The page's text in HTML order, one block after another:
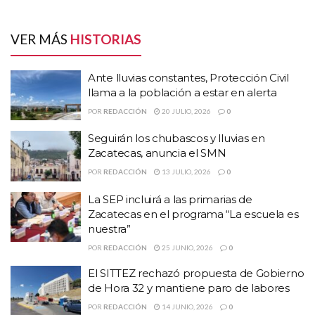
“para que la honestidad, transparencia y fiscalización sea un
hecho real en Zacatecas”.
HISTORIAS RELACIONADAS
la población a estar en alerta
Seguirán los chubascos y lluvias en Zacatecas,
anuncia el SMN
La SEP incluirá a las primarias de Zacatecas en el
programa “La escuela es nuestra”
De manera formal Alonso Reyes puso en operación las
instalaciones de Ciudad Administrativa, espacio en el que se
brinda un servicio profesional y atención de calidad a la
ciudadanía zacatecana.
VER MÁS HISTORIAS
Ante lluvias constantes, Protección Civil
llama a la población a estar en alerta
POR REDACCIÓN 20 JULIO, 2026 0
Seguirán los chubascos y lluvias en
Zacatecas, anuncia el SMN
POR REDACCIÓN 13 JULIO, 2026 0
La SEP incluirá a las primarias de
Zacatecas en el programa “La escuela es
nuestra”
POR REDACCIÓN 25 JUNIO, 2026 0
El SITTEZ rechazó propuesta de Gobierno
de Hora 32 y mantiene paro de labores
POR REDACCIÓN 14 JUNIO, 2026 0